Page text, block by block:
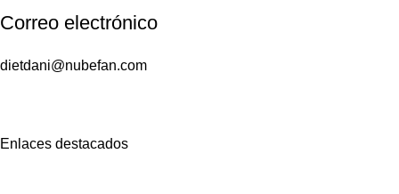
Correo electrónico
dietdani@nubefan.com
Enlaces destacados